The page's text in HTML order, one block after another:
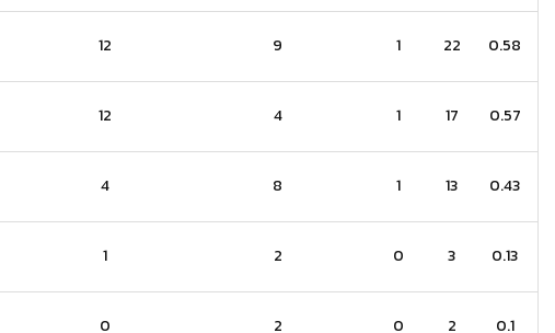
12 9 1 22 0.58
12 4 1 17 0.57
4 8 1 13 0.43
1 2 0 3 0.13
0 2 0 2 0.1